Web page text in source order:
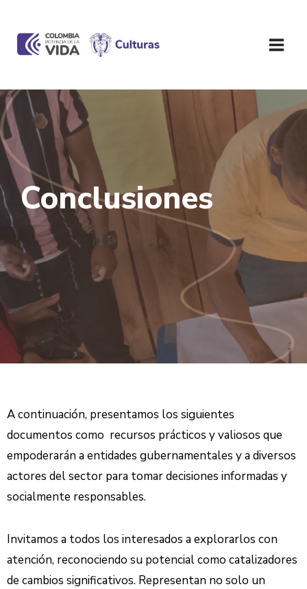
Conclusiones
A continuación, presentamos los siguientes
documentos como recursos prácticos y valiosos que
empoderarán a entidades gubernamentales y a diversos
actores del sector para tomar decisiones informadas y
socialmente responsables.
Invitamos a todos los interesados a explorarlos con
atención, reconociendo su potencial como catalizadores
de cambios significativos. Representan no solo un